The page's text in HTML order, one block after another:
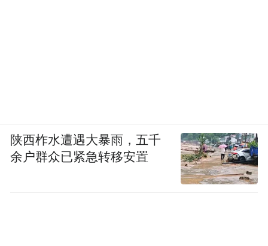
陕西柞水遭遇大暴雨，五千
余户群众已紧急转移安置